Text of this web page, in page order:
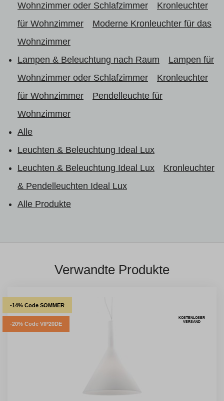
Wohnzimmer oder Schlafzimmer
Kronleuchter
für Wohnzimmer
Moderne Kronleuchter für das
Wohnzimmer
Lampen & Beleuchtung nach Raum
Lampen für
Wohnzimmer oder Schlafzimmer
Kronleuchter
für Wohnzimmer
Pendelleuchte für
Wohnzimmer
Alle
Leuchten & Beleuchtung Ideal Lux
Leuchten & Beleuchtung Ideal Lux
Kronleuchter
& Pendelleuchten Ideal Lux
Alle Produkte
Verwandte Produkte
-14% Code SOMMER
-20% Code VIP20DE
KOSTENLOSER
VERSAND